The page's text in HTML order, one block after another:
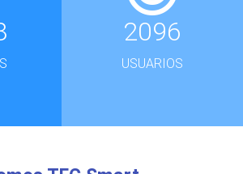
2096
USUARIOS